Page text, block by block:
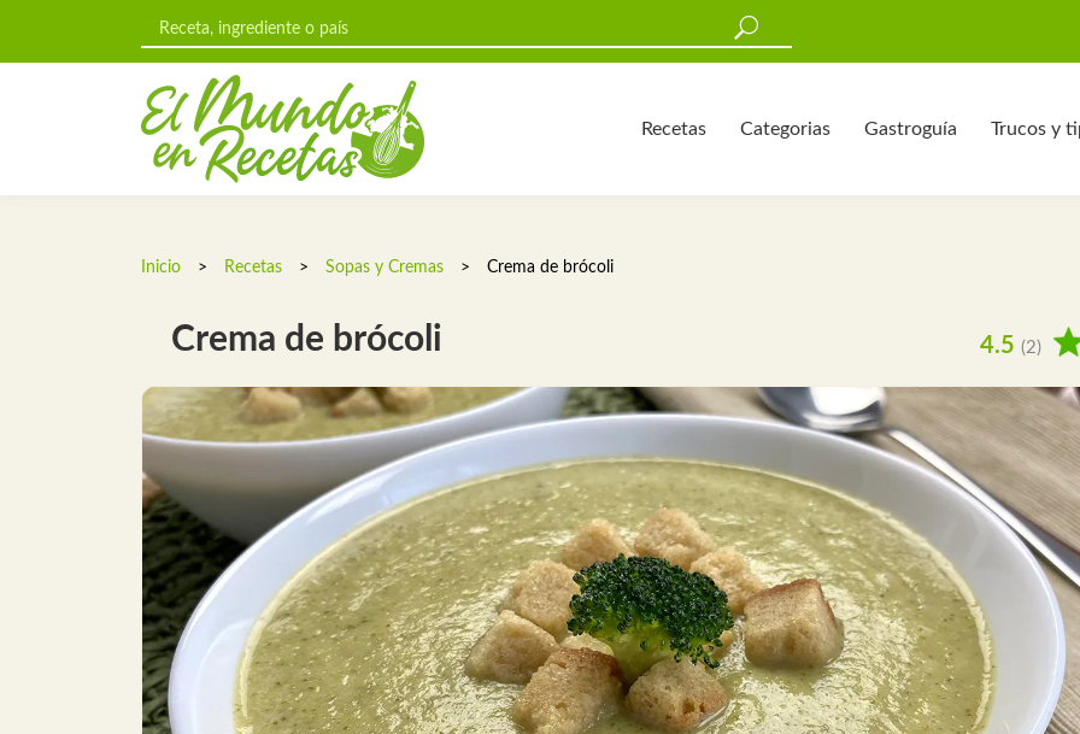
Recetas Categorias Gastroguía Trucos y
Inicio > Recetas > Sopas y Cremas > Crema de brócoli
Crema de brócoli 4.5 (2)